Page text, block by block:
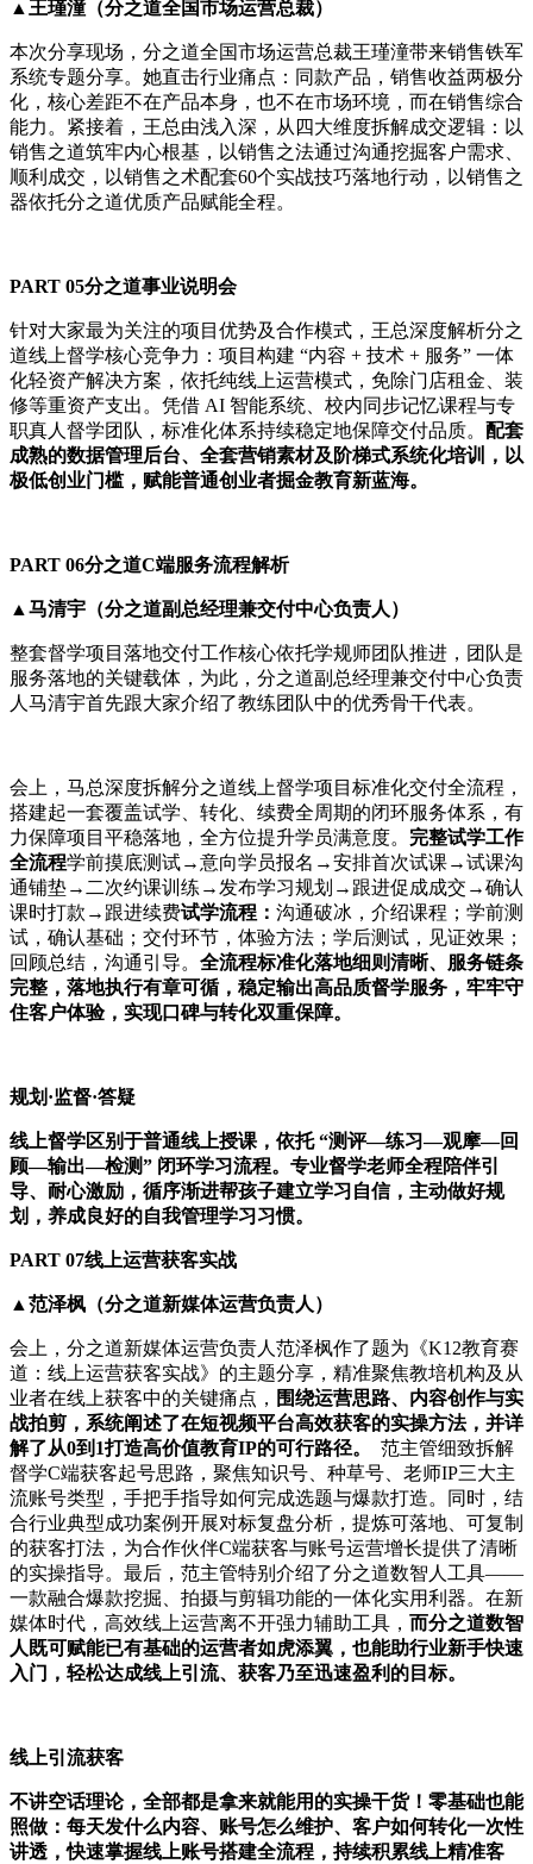
▲王瑾潼（分之道全国市场运营总裁）
本次分享现场，分之道全国市场运营总裁王瑾潼带来销售铁军
系统专题分享。她直击行业痛点：同款产品，销售收益两极分
化，核心差距不在产品本身，也不在市场环境，而在销售综合
能力。紧接着，王总由浅入深，从四大维度拆解成交逻辑：以
销售之道筑牢内心根基，以销售之法通过沟通挖掘客户需求、
顺利成交，以销售之术配套60个实战技巧落地行动，以销售之
器依托分之道优质产品赋能全程。
PART 05分之道事业说明会
针对大家最为关注的项目优势及合作模式，王总深度解析分之
道线上督学核心竞争力：项目构建 “内容 + 技术 + 服务” 一体
化轻资产解决方案，依托纯线上运营模式，免除门店租金、装
修等重资产支出。凭借 AI 智能系统、校内同步记忆课程与专
职真人督学团队，标准化体系持续稳定地保障交付品质。 配套
成熟的数据管理后台、全套营销素材及阶梯式系统化培训，以
极低创业门槛，赋能普通创业者掘金教育新蓝海。
PART 06分之道C端服务流程解析
▲马清宇（分之道副总经理兼交付中心负责人）
整套督学项目落地交付工作核心依托学规师团队推进，团队是
服务落地的关键载体，为此，分之道副总经理兼交付中心负责
人马清宇首先跟大家介绍了教练团队中的优秀骨干代表。
会上，马总深度拆解分之道线上督学项目标准化交付全流程，
搭建起一套覆盖试学、转化、续费全周期的闭环服务体系，有
力保障项目平稳落地，全方位提升学员满意度。 完整试学工作
全流程学前摸底测试→意向学员报名→安排首次试课→试课沟
通铺垫→二次约课训练→发布学习规划→跟进促成成交→确认
课时打款→跟进续费试学流程： 沟通破冰，介绍课程；学前测
试，确认基础；交付环节，体验方法；学后测试，见证效果；
回顾总结，沟通引导。 全流程标准化落地细则清晰、服务链条
完整，落地执行有章可循，稳定输出高品质督学服务，牢牢守
住客户体验，实现口碑与转化双重保障。
规划·监督·答疑
线上督学区别于普通线上授课，依托 “测评—练习—观摩—回
顾—输出—检测” 闭环学习流程。专业督学老师全程陪伴引
导、耐心激励，循序渐进帮孩子建立学习自信，主动做好规
划，养成良好的自我管理学习习惯。
PART 07线上运营获客实战
▲范泽枫（分之道新媒体运营负责人）
会上，分之道新媒体运营负责人范泽枫作了题为《K12教育赛
道：线上运营获客实战》的主题分享，精准聚焦教培机构及从
业者在线上获客中的关键痛点， 围绕运营思路、内容创作与实
战拍剪，系统阐述了在短视频平台高效获客的实操方法，并详
解了从0到1打造高价值教育IP的可行路径。 范主管细致拆解
督学C端获客起号思路，聚焦知识号、种草号、老师IP三大主
流账号类型，手把手指导如何完成选题与爆款打造。同时，结
合行业典型成功案例开展对标复盘分析，提炼可落地、可复制
的获客打法，为合作伙伴C端获客与账号运营增长提供了清晰
的实操指导。最后，范主管特别介绍了分之道数智人工具——
一款融合爆款挖掘、拍摄与剪辑功能的一体化实用利器。在新
媒体时代，高效线上运营离不开强力辅助工具， 而分之道数智
人既可赋能已有基础的运营者如虎添翼，也能助行业新手快速
入门，轻松达成线上引流、获客乃至迅速盈利的目标。
线上引流获客
不讲空话理论，全部都是拿来就能用的实操干货！零基础也能
照做：每天发什么内容、账号怎么维护、客户如何转化一次性
讲透，快速掌握线上账号搭建全流程，持续积累线上精准客